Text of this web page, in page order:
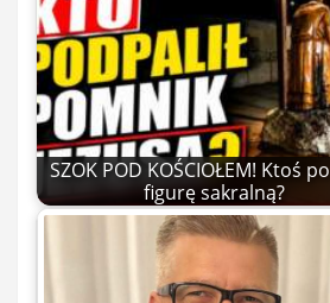
SZOK POD KOŚCIOŁEM! Ktoś
figurę sakralną?